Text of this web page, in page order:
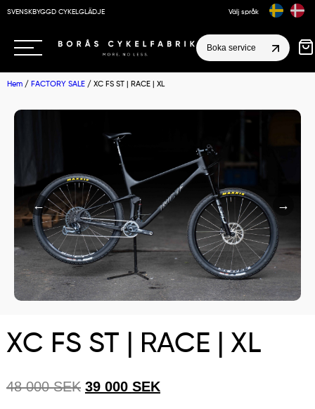
SVENSKBYGGD CYKELGLÄDJE Välj språk
Boka service
Hem / FACTORY SALE / XC FS ST | RACE | XL
← →
XC FS ST | RACE | XL
48 000SEK Det
39 000 SEKDet